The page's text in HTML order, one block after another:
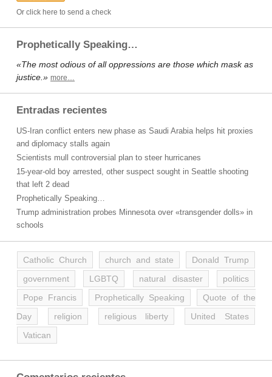
Or click here to send a check
Prophetically Speaking…
«The most odious of all oppressions are those which mask as
justice.» more…
Entradas recientes
US-Iran conflict enters new phase as Saudi Arabia helps hit proxies
and diplomacy stalls again
Scientists mull controversial plan to steer hurricanes
15-year-old boy arrested, other suspect sought in Seattle shooting
that left 2 dead
Prophetically Speaking…
Trump administration probes Minnesota over «transgender dolls» in
schools
Catholic Church church and state
Donald Trump
government
LGBTQ natural disaster
politics
Pope Francis
Prophetically Speaking
Quote of the
Day
religion religious liberty
United States
Vatican